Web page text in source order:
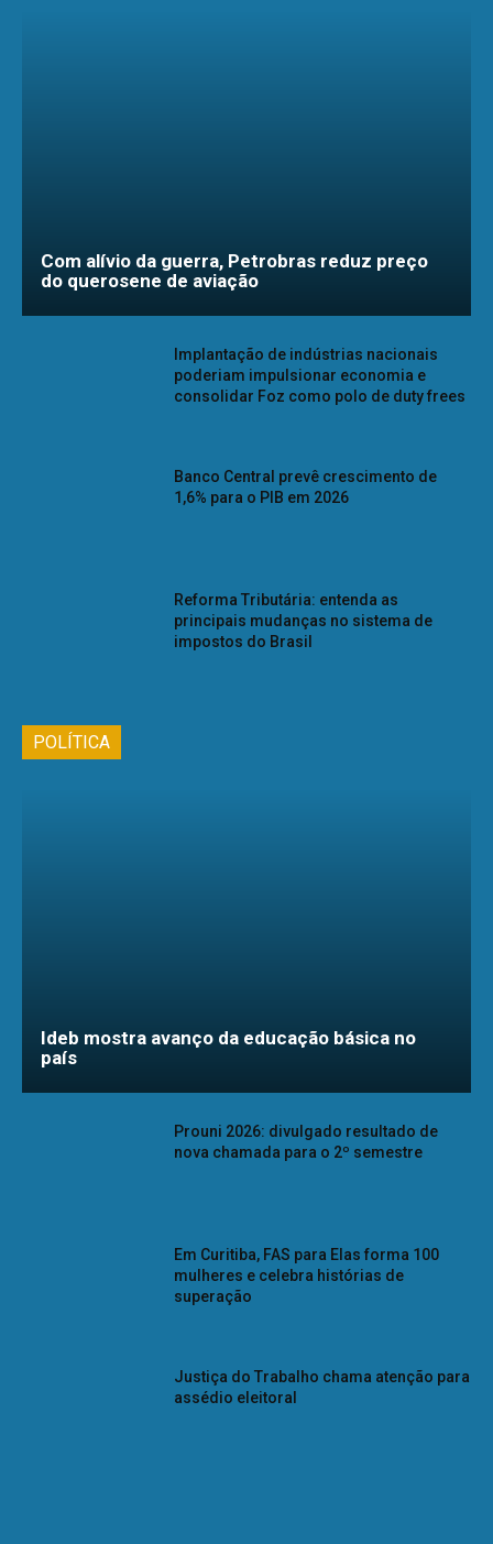
Com alívio da guerra, Petrobras reduz preço
do querosene de aviação
Implantação de indústrias nacionais
poderiam impulsionar economia e
consolidar Foz como polo de duty frees
Banco Central prevê crescimento de
1,6% para o PIB em 2026
Reforma Tributária: entenda as
principais mudanças no sistema de
impostos do Brasil
POLÍTICA
Ideb mostra avanço da educação básica no
país
Prouni 2026: divulgado resultado de
nova chamada para o 2º semestre
Em Curitiba, FAS para Elas forma 100
mulheres e celebra histórias de
superação
Justiça do Trabalho chama atenção para
assédio eleitoral